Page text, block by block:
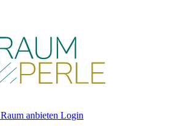
Raum anbieten Login